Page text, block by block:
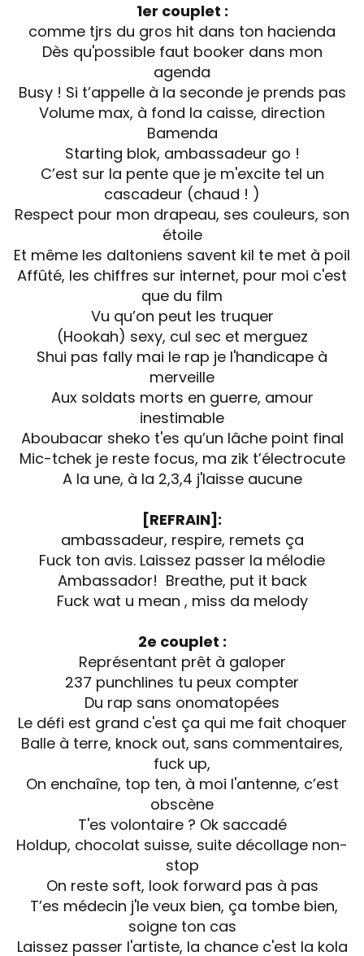
1er couplet :
comme tjrs du gros hit dans ton hacienda
Dès qu'possible faut booker dans mon
agenda
Busy ! Si t’appelle à la seconde je prends pas
Volume max, à fond la caisse, direction
Bamenda
Starting blok, ambassadeur go !
C’est sur la pente que je m'excite tel un
cascadeur (chaud ! )
Respect pour mon drapeau, ses couleurs, son
étoile
Et même les daltoniens savent kil te met à poil
Affûté, les chiffres sur internet, pour moi c'est
que du film
Vu qu’on peut les truquer
(Hookah) sexy, cul sec et merguez
Shui pas fally mai le rap je l'handicape à
merveille
Aux soldats morts en guerre, amour
inestimable
Aboubacar sheko t'es qu’un lâche point final
Mic-tchek je reste focus, ma zik t’électrocute
A la une, à la 2,3,4 j'laisse aucune
[REFRAIN]:
ambassadeur, respire, remets ça
Fuck ton avis. Laissez passer la mélodie
Ambassador! Breathe, put it back
Fuck wat u mean , miss da melody
2e couplet :
Représentant prêt à galoper
237 punchlines tu peux compter
Du rap sans onomatopées
Le défi est grand c'est ça qui me fait choquer
Balle à terre, knock out, sans commentaires,
fuck up,
On enchaîne, top ten, à moi l'antenne, c’est
obscène
T'es volontaire ? Ok saccadé
Holdup, chocolat suisse, suite décollage non-
stop
On reste soft, look forward pas à pas
T’es médecin j'le veux bien, ça tombe bien,
soigne ton cas
Laissez passer l'artiste, la chance c'est la kola